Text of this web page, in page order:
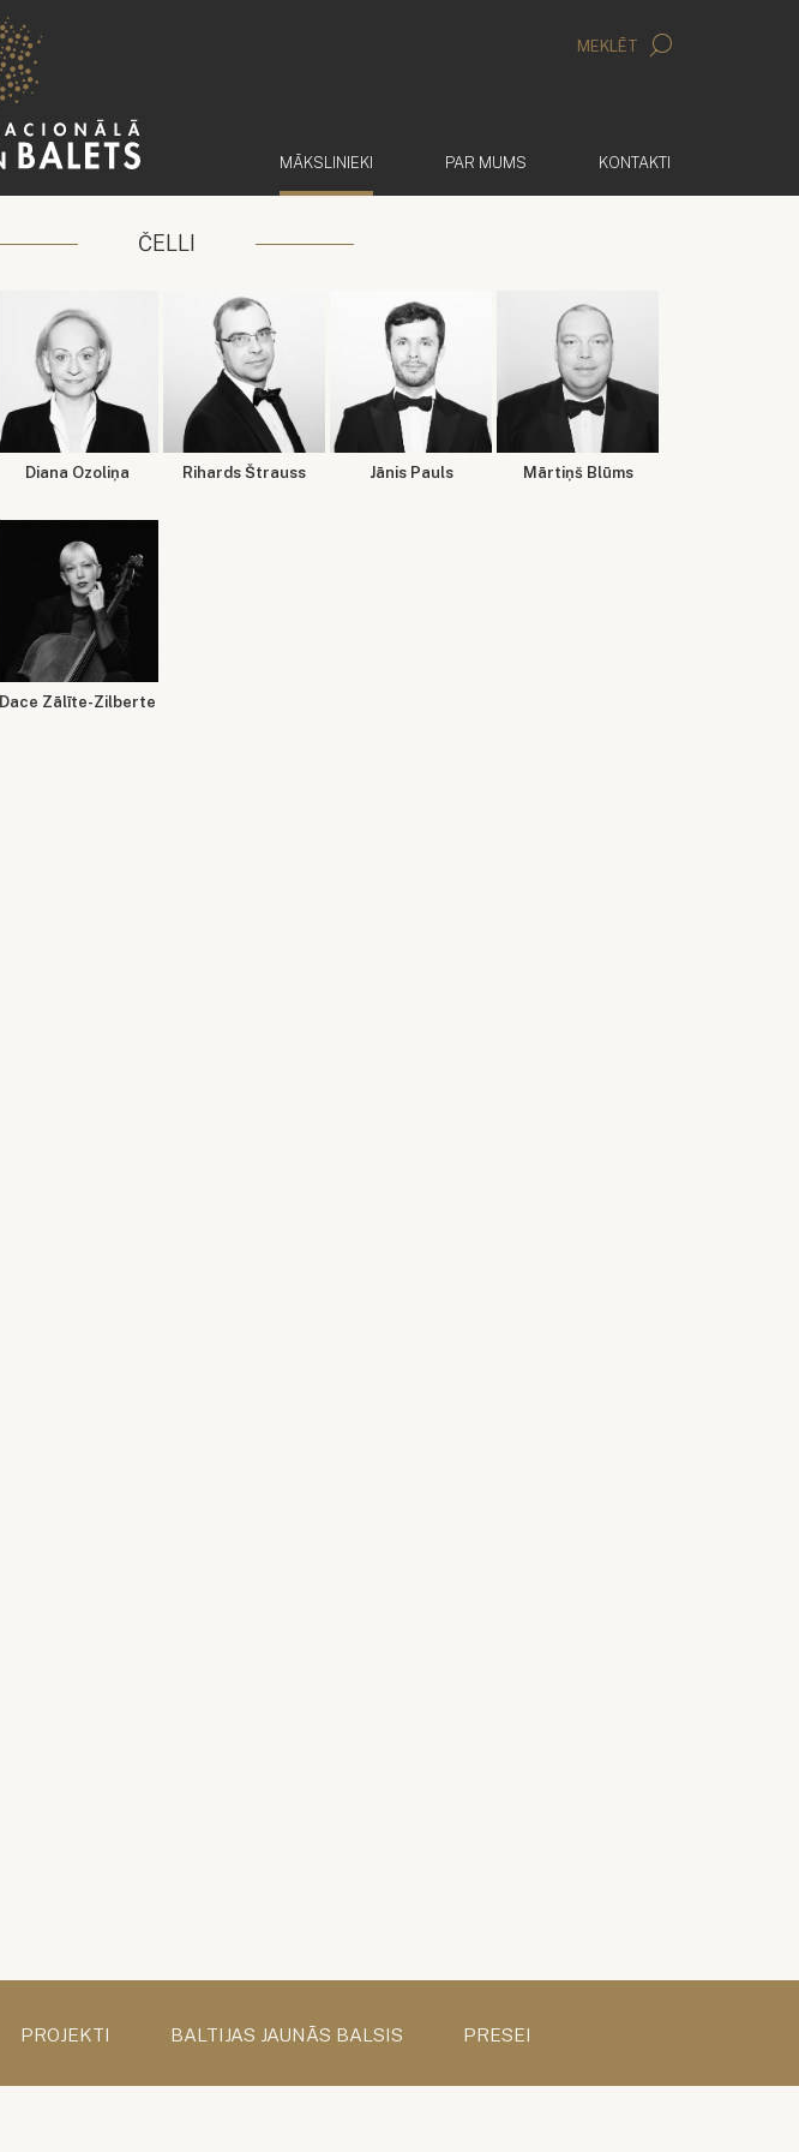
MEKLĒT
MĀKSLINIEKI PAR MUMS KONTAKTI
ČELLI
Diana Ozoliņa Rihards Štrauss Jānis Pauls Mārtiņš Blūms
Dace Zālīte-Zilberte
PROJEKTI BALTIJAS JAUNĀS BALSIS PRESEI